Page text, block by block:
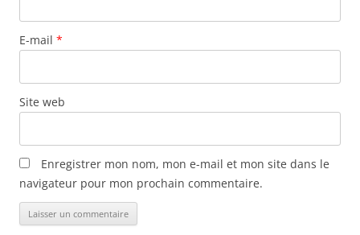
E-mail *
Site web
Enregistrer mon nom, mon e-mail et mon site dans le
navigateur pour mon prochain commentaire.